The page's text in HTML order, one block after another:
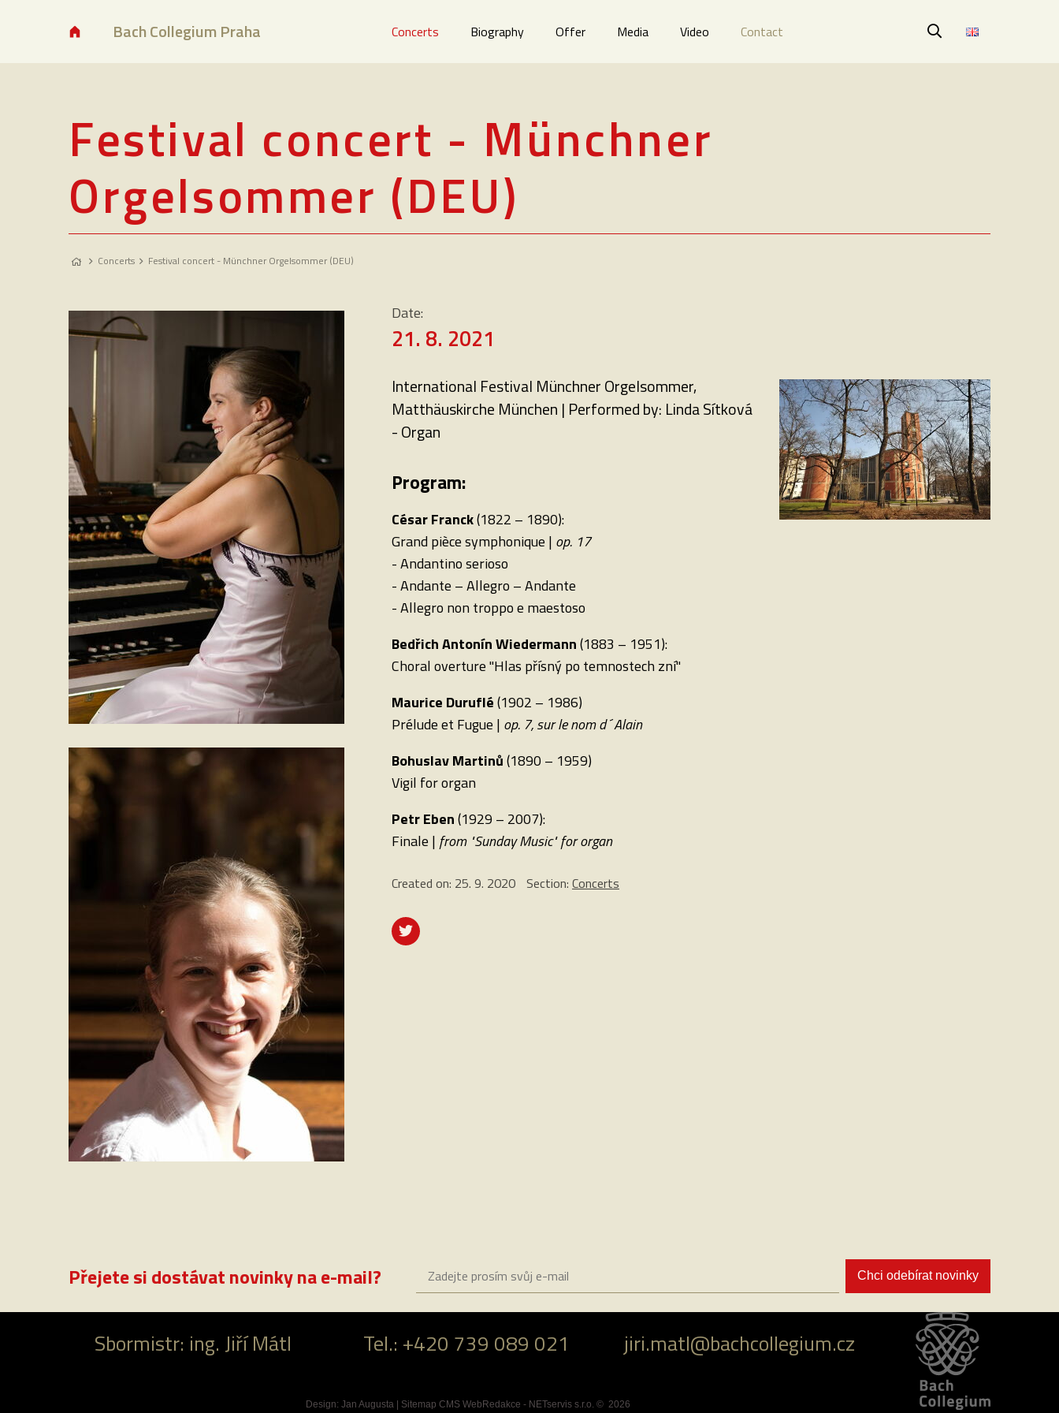
Bach Collegium Praha Concerts Biography Offer Media Video Contact
Festival concert - Münchner
Orgelsommer (DEU)
Concerts Festival concert - Münchner Orgelsommer (DEU)
Date:
21. 8. 2021
International Festival Münchner Orgelsommer,
Matthäuskirche München | Performed by: Linda Sítková
- Organ
Program:
César Franck(1822 – 1890):
Grand pièce symphonique | op. 17
- Andantino serioso
- Andante – Allegro – Andante
- Allegro non troppo e maestoso
Bedřich Antonín Wiedermann(1883 – 1951):
Choral overture "Hlas přísný po temnostech zní"
Maurice Duruflé(1902 – 1986)
Prélude et Fugue | op. 7, sur le nom d´Alain
Bohuslav Martinů(1890 – 1959)
Vigil for organ
Petr Eben(1929 – 2007):
Finale | from "Sunday Music" for organ
Created on: 25. 9. 2020 Section: Concerts
Přejete si dostávat novinky na e-mail? Chci odebírat novinky
Sbormistr: ing. Jiří Mátl Tel.: +420 739 089 021 jiri.matl@bachcollegium.cz
Design: Jan Augusta| Sitemap CMS WebRedakce - NETservis s.r.o. © 2026